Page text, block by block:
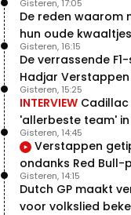
De reden waarom
hun oude
Gisteren, 17:05
De verrassende
Hadjar
Gisteren, 16:15
INTERVIEW
'allerbeste team' in
Gisteren, 15:25
Verstappen
ondanks Red Bull-
Gisteren, 14:45
Dutch GP maakt
voor volkslied
Gisteren, 14:15